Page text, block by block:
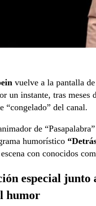
vuelve a la pantalla de
un instante, tras meses
“congelado” del canal.
de
humorístico
con conocidos
especial junto
humor